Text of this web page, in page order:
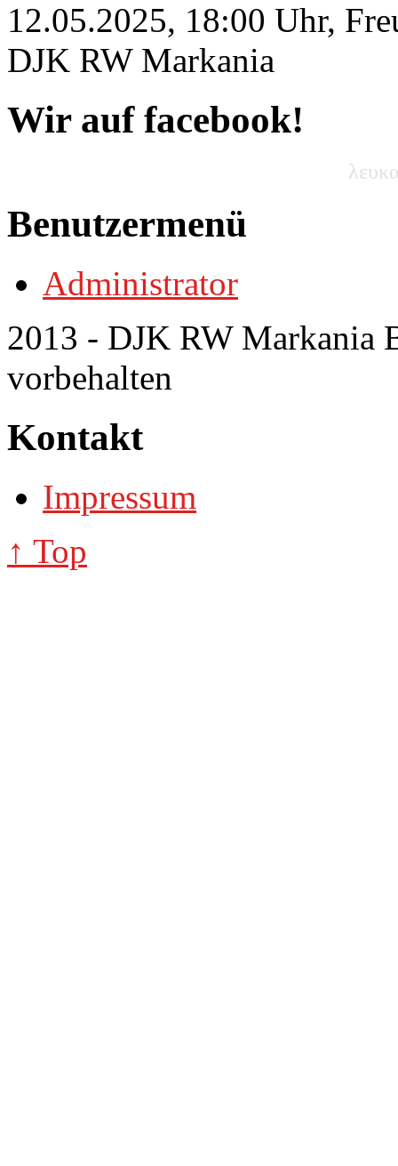
12.05.2025, 18:00 Uhr,
DJK RW Markania
Wir auf facebook!
Benutzermenü
Administrator
2013 - DJK RW Markania
vorbehalten
Kontakt
Impressum
↑ Top